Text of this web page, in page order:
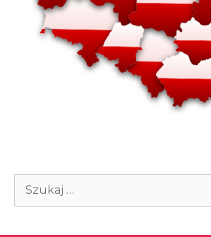
Szukaj: